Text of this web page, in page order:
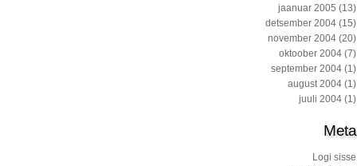
jaanuar 2005 (13)
detsember 2004 (15)
november 2004 (20)
oktoober 2004 (7)
september 2004 (1)
august 2004 (1)
juuli 2004 (1)
Meta
Logi sisse